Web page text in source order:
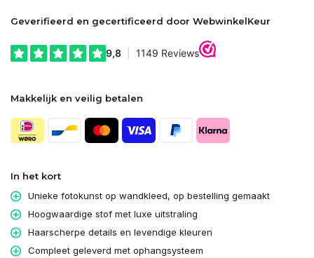
Geverifieerd en gecertificeerd door WebwinkelKeur
Makkelijk en veilig betalen
In het kort
Unieke fotokunst op wandkleed, op bestelling gemaakt
Hoogwaardige stof met luxe uitstraling
Haarscherpe details en levendige kleuren
Compleet geleverd met ophangsysteem